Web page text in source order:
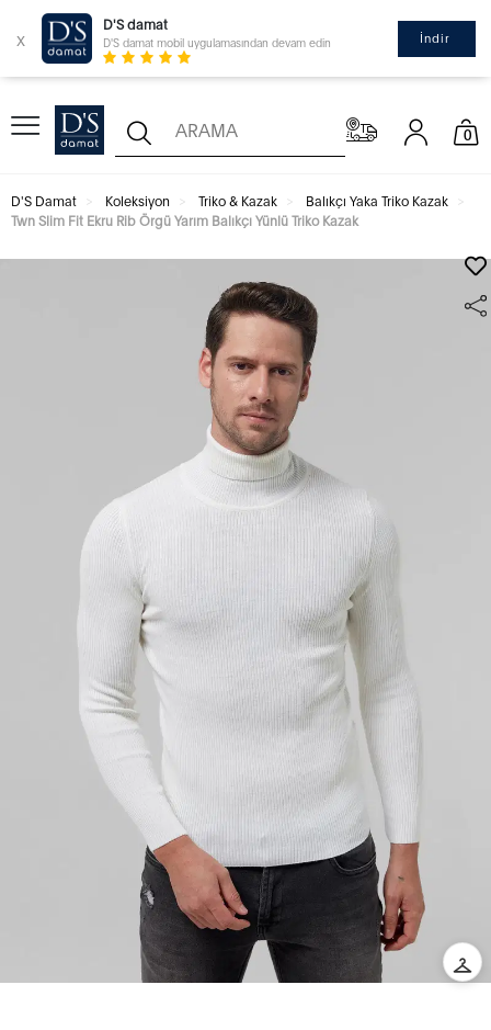
x
D'S damat
D'S damat mobil uygulamasından devam edin İndir
0
D'S Damat Koleksiyon Triko & Kazak
Balıkçı Yaka Triko Kazak
Twn Slim Fit Ekru Rib Örgü Yarım Balıkçı Yünlü Triko Kazak